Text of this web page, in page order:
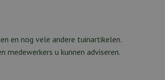
en nog vele andere tuinartikelen.
u kunnen adviseren.